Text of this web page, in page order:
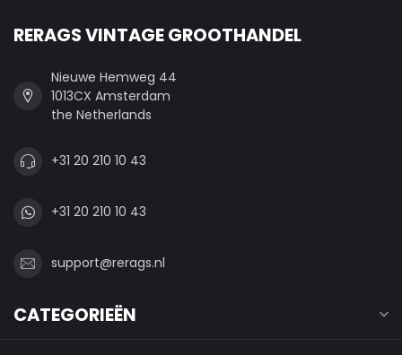
RERAGS VINTAGE GROOTHANDEL
Nieuwe Hemweg 44
1013CX Amsterdam
the Netherlands
+31 20 210 10 43
+31 20 210 10 43
support@rerags.nl
CATEGORIEËN